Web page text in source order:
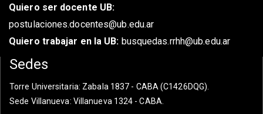
Quiero ser docente UB:
postulaciones.docentes@ub.edu.ar
Quiero trabajar en la UB: busquedas.rrhh@ub.edu.ar
Sedes
Torre Universitaria: Zabala 1837 - CABA (C1426DQG).
Sede Villanueva: Villanueva 1324 - CABA.